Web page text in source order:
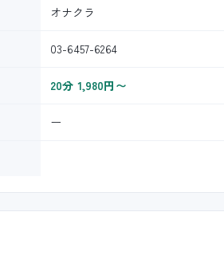
オナクラ
03-6457-6264
20分 1,980円〜
ー